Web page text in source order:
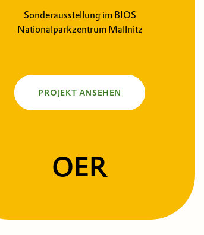
Sonderausstellung im BIOS
Nationalparkzentrum Mallnitz
PROJEKT ANSEHEN
OER